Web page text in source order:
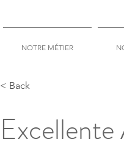
NOTRE MÉTIER
< Back